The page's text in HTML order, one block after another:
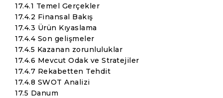
17.4.1 Temel Gerçekler
17.4.2 Finansal Bakış
17.4.3 Ürün Kıyaslama
17.4.4 Son gelişmeler
17.4.5 Kazanan zorunluluklar
17.4.6 Mevcut Odak ve Stratejiler
17.4.7 Rekabetten Tehdit
17.4.8 SWOT Analizi
17.5 Danum